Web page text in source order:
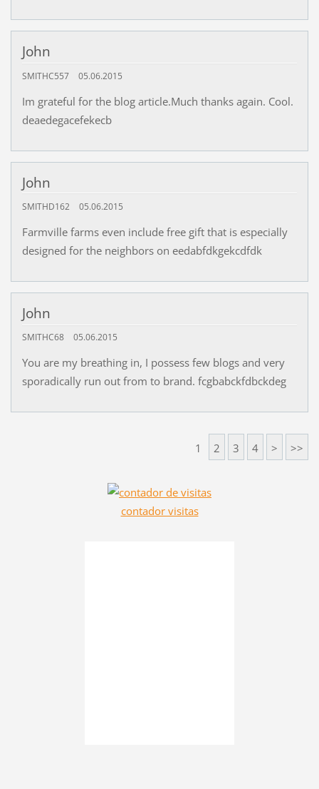
John
SMITHC557 05.06.2015
Im grateful for the blog article.Much thanks again. Cool.
deaedegacefekecb
John
SMITHD162 05.06.2015
Farmville farms even include free gift that is especially
designed for the neighbors on eedabfdkgekcdfdk
John
SMITHC68 05.06.2015
You are my breathing in, I possess few blogs and very
sporadically run out from to brand. fcgbabckfdbckdeg
1 2 3 4 > >>
contador visitas